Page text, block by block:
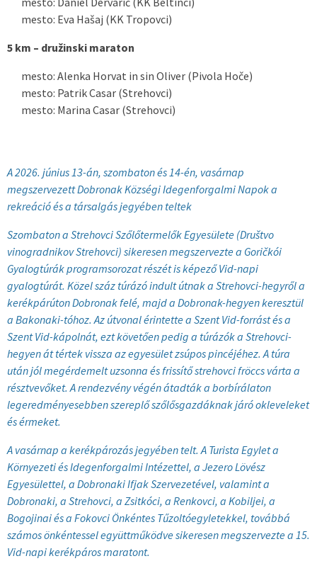
mesto: Eva Hašaj (KK Tropovci)
5 km – družinski maraton
mesto: Alenka Horvat in sin Oliver (Pivola Hoče)
mesto: Patrik Casar (Strehovci)
mesto: Marina Casar (Strehovci)
A 2026. június 13-án, szombaton és 14-én, vasárnap
megszervezett Dobronak Községi Idegenforgalmi Napok a
rekreáció és a társalgás jegyében teltek
Szombaton a Strehovci Szőlőtermelők Egyesülete (Društvo
vinogradnikov Strehovci) sikeresen megszervezte a Goričkói
Gyalogtúrák programsorozat részét is képező Vid-napi
gyalogtúrát. Közel száz túrázó indult útnak a Strehovci-hegyről a
kerékpárúton Dobronak felé, majd a Dobronak-hegyen keresztül
a Bakonaki-tóhoz. Az útvonal érintette a Szent Vid-forrást és a
Szent Vid-kápolnát, ezt követően pedig a túrázók a Strehovci-
hegyen át tértek vissza az egyesület zsúpos pincéjéhez. A túra
után jól megérdemelt uzsonna és frissítő strehovci fröccs várta a
résztvevőket. A rendezvény végén átadták a borbírálaton
legeredményesebben szereplő szőlősgazdáknak járó okleveleket
és érmeket.
A vasárnap a kerékpározás jegyében telt. A Turista Egylet a
Környezeti és Idegenforgalmi Intézettel, a Jezero Lövész
Egyesülettel, a Dobronaki Ifjak Szervezetével, valamint a
Dobronaki, a Strehovci, a Zsitkóci, a Renkovci, a Kobiljei, a
Bogojinai és a Fokovci Önkéntes Tűzoltóegyletekkel, továbbá
számos önkéntessel együttműködve sikeresen megszervezte a 15.
Vid-napi kerékpáros maratont.